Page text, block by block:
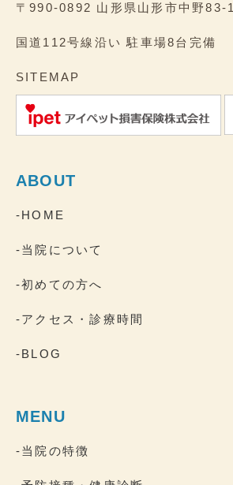
〒990-0892 山形県山形市中野83-1
国道112号線沿い 駐車場8台完備
SITEMAP
ABOUT
-HOME
-当院について
-初めての方へ
-アクセス・診療時間
-BLOG
MENU
-当院の特徴